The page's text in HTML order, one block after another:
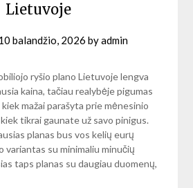
Lietuvoje
balandžio, 2026 byadmin
ryšio plano Lietuvoje lengva
kaina, tačiau realybėje pigumas
mažai parašyta prie mėnesinio
tikrai gaunate už savo pinigus.
planas bus vos kelių eurų
variantas su minimaliu minučių
taps planas su daugiau duomenų,